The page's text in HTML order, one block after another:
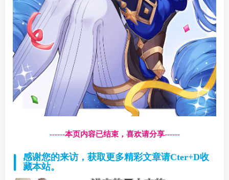
------本页内容已结束，喜欢请分享------
感谢您的来访，获取更多精彩文章请Cter+D收
藏本站。